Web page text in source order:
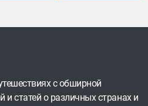
Петушок и
Старик-рыбак,
голова. По
с обширной
и статей о различных странах и